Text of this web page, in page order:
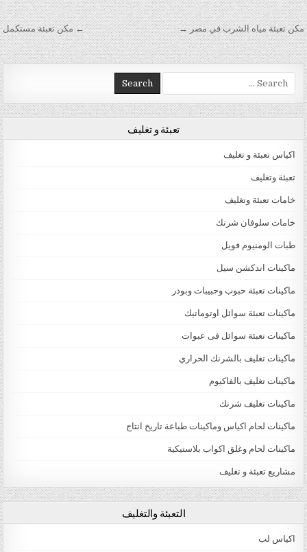
تصفّح المقالات ← مكن تعبئة مستكمل مكن تعبئة مياه الشرب في مصر →
Search for:
تعبئة و تغليف
اكياس تعبئة و تغليف
تعبئة وتغليف
خامات تعبئة وتغليف
خامات سلوفان شرنك
طبات الومنيوم فويل
ماكينات اندكشن سيل
ماكينات تعبئة حبوب وحبيبات وبودر
ماكينات تعبئة سوائل اوتوماتيك
ماكينات تعبئة سوائل فى عبوات
ماكينات تغليف بالشرنك الحراري
ماكينات تغليف بالفاكيوم
ماكينات تغليف شرنك
ماكينات لحام اكياس وماكينات طباعة تاريخ انتاج
ماكينات لحام وغلق اكواب بلاستيكية
مشاريع تعبئة و تغليف
التعبئة والتغليف
اكياس لب